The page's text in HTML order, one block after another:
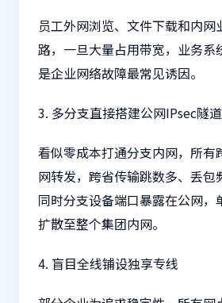
员工外网浏览、文件下载和内网
路，一旦大量占用带宽，业务系
是企业网络故障最常见诱因。
3. 多分支直接搭建公网IPsec隧
看似零成本打通分支内网，所有
网转发，跨省传输跳数多、丢包
同时分支设备端口暴露在公网，
扩散至整个集团内网。
4. 盲目全线铺设独享专线